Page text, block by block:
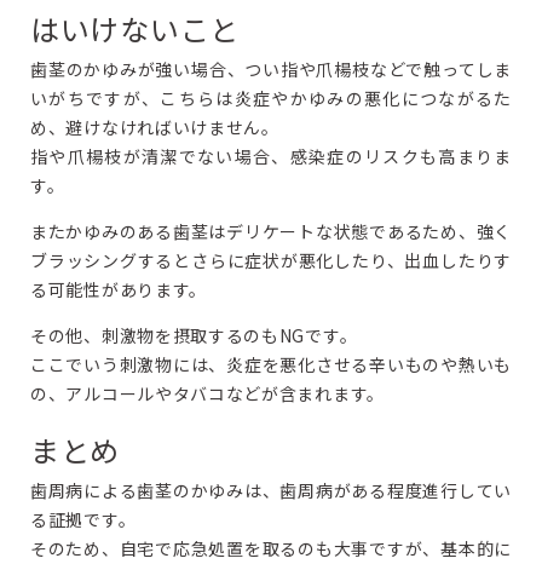
はいけないこと
歯茎のかゆみが強い場合、つい指や爪楊枝などで触ってしま
いがちですが、こちらは炎症やかゆみの悪化につながるた
め、避けなければいけません。
指や爪楊枝が清潔でない場合、感染症のリスクも高まりま
す。
またかゆみのある歯茎はデリケートな状態であるため、強く
ブラッシングするとさらに症状が悪化したり、出血したりす
る可能性があります。
その他、刺激物を摂取するのもNGです。
ここでいう刺激物には、炎症を悪化させる辛いものや熱いも
の、アルコールやタバコなどが含まれます。
まとめ
歯周病による歯茎のかゆみは、歯周病がある程度進行してい
る証拠です。
そのため、自宅で応急処置を取るのも大事ですが、基本的に